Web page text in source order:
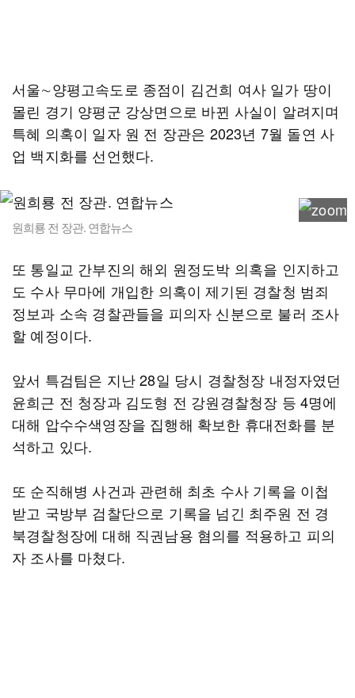
서울∼양평고속도로 종점이 김건희 여사 일가 땅이
몰린 경기 양평군 강상면으로 바뀐 사실이 알려지며
특혜 의혹이 일자 원 전 장관은 2023년 7월 돌연 사
업 백지화를 선언했다.
원희룡 전 장관. 연합뉴스
또 통일교 간부진의 해외 원정도박 의혹을 인지하고
도 수사 무마에 개입한 의혹이 제기된 경찰청 범죄
정보과 소속 경찰관들을 피의자 신분으로 불러 조사
할 예정이다.
앞서 특검팀은 지난 28일 당시 경찰청장 내정자였던
윤희근 전 청장과 김도형 전 강원경찰청장 등 4명에
대해 압수수색영장을 집행해 확보한 휴대전화를 분
석하고 있다.
또 순직해병 사건과 관련해 최초 수사 기록을 이첩
받고 국방부 검찰단으로 기록을 넘긴 최주원 전 경
북경찰청장에 대해 직권남용 혐의를 적용하고 피의
자 조사를 마쳤다.